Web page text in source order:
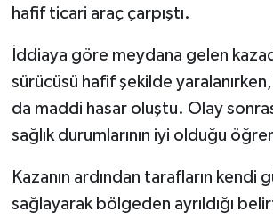
hafif ticari araç çarpıştı.
İddiaya göre meydana gelen
sürücüsü hafif şekilde
da maddi hasar oluştu. Olay
sağlık durumlarının iyi olduğu
Kazanın ardından tarafların kendi
sağlayarak bölgeden ayrıldığı
Tarım ve Ekonomi
Teknoloji
Ulusal